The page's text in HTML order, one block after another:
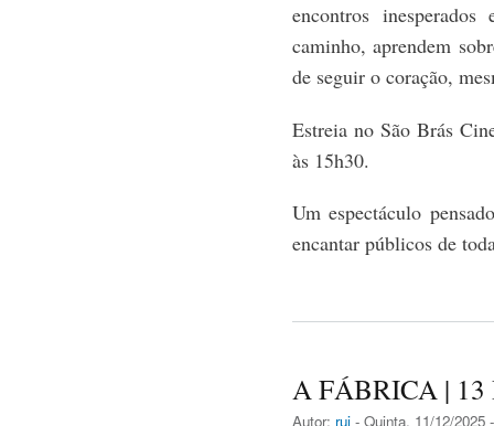
encontros inesperados
caminho, aprendem
de seguir o coração,
Estreia no São Brás
às 15h30.
Um espectáculo
encantar públicos de
A FÁBRICA | 13
Autor: rui - Quinta, 11/12/2025